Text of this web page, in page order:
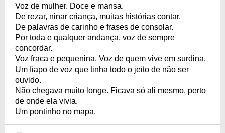
Voz de mulher. Doce e mansa.
De rezar, ninar criança, muitas histórias contar.
De palavras de carinho e frases de consolar.
Por toda e qualquer andança, voz de sempre
concordar.
Voz fraca e pequenina. Voz de quem vive em surdina.
Um fiapo de voz que tinha todo o jeito de não ser
ouvido.
Não chegava muito longe. Ficava só ali mesmo, perto
de onde ela vivia.
Um pontinho no mapa.